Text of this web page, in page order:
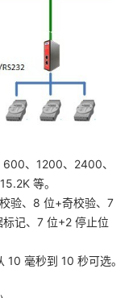
、1200、2400、
等。
验、8 位+奇校验、7
记、7 位+2 停止位
毫秒到 10 秒可选。